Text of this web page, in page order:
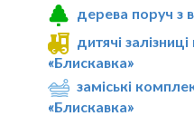
дерева поруч з
дитячі
«Блискавка»
заміські
«Блискавка»